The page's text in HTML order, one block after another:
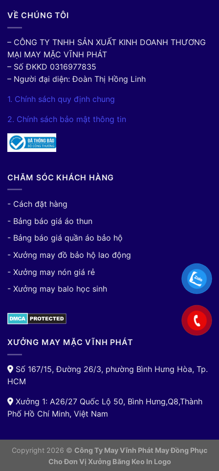
VỀ CHÚNG TÔI
– CÔNG TY TNHH SẢN XUẤT KINH DOANH THƯƠNG
MẠI MAY MẶC VĨNH PHÁT
– Số ĐKKD 0316977835
– Người đại diện: Đoàn Thị Hồng Linh
1. Chính sách quy định chung
2. Chính sách bảo mật thông tin
CHĂM SÓC KHÁCH HÀNG
- Cách đặt hàng
- Bảng báo giá áo thun
- Bảng báo giá quần áo bảo hộ
- Xưởng may đồ bảo hộ lao động
- Xưởng may nón giá rẻ
- Xưởng may balo học sinh
XƯỞNG MAY MẶC VĨNH PHÁT
Số 167/15, Đường 26/3, phường Bình Hưng Hòa, Tp.
HCM
Xưởng 1: A26/27 Quốc Lộ 50, Bình Hưng,Q8,Thành
Phố Hồ Chí Minh, Việt Nam
Copyright 2026 © Công Ty May Vĩnh Phát May Đồng Phục
Cho Đơn Vị Xưởng Băng Keo In Logo